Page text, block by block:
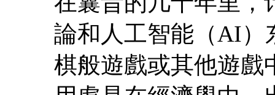
論和人工智能（AI）
棋般遊戲或其他遊戲